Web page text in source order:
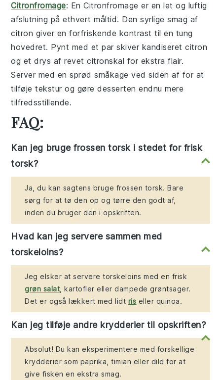
Citronfromage: EnCitronfromage er en let og luftig
afslutning på ethvert måltid. Den syrlige smag af
citron giver en forfriskende kontrast til en tung
hovedret. Pynt med et par skiver kandiseret citron
og et drys af revet citronskal for ekstra flair.
Server med en sprød småkage ved siden af for at
tilføje tekstur og gøre desserten endnu mere
tilfredsstillende.
FAQ:
Kan jeg bruge frossen torsk i stedet for frisk
torsk?
Ja, du kan sagtens bruge frossen torsk. Bare
sørg for at tø den op og tørre den godt af,
inden du bruger den i opskriften.
Hvad kan jeg servere sammen med
torskeloins?
Jeg elsker at servere torskeloins med en frisk
grøn salat, kartofler eller dampede grøntsager.
Det er også lækkert med lidt ris eller quinoa.
Kan jeg tilføje andre krydderier til opskriften?
Absolut! Du kan eksperimentere med forskellige
krydderier som paprika, timian eller dild for at
give fisken en ekstra smag.